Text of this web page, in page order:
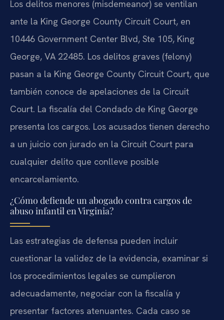
Los delitos menores (misdemeanor) se ventilan
ante la King George County Circuit Court, en
10446 Government Center Blvd, Ste 105, King
George, VA 22485. Los delitos graves (felony)
pasan a la King George County Circuit Court, que
también conoce de apelaciones de la Circuit
Court. La fiscalía del Condado de King George
presenta los cargos. Los acusados tienen derecho
a un juicio con jurado en la Circuit Court para
cualquier delito que conlleve posible
encarcelamiento.
¿Cómo defiende un abogado contra cargos de
abuso infantil en Virginia?
Las estrategias de defensa pueden incluir
cuestionar la validez de la evidencia, examinar si
los procedimientos legales se cumplieron
adecuadamente, negociar con la fiscalía y
presentar factores atenuantes. Cada caso se